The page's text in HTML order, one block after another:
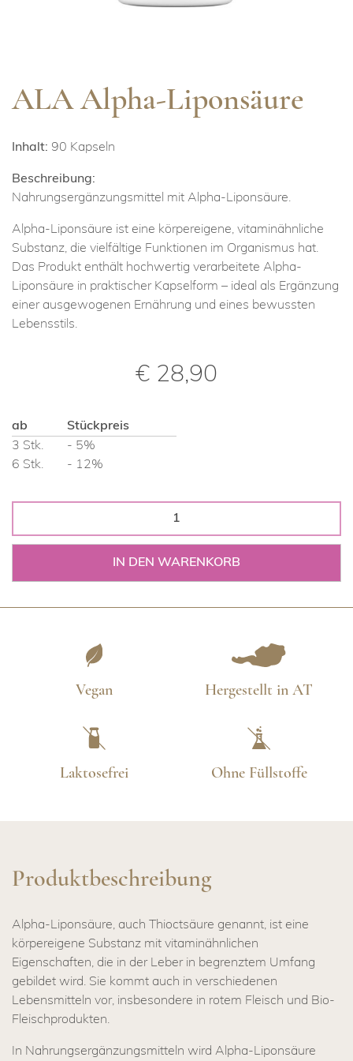
ALA Alpha-Liponsäure
Inhalt: 90 Kapseln
Beschreibung:
Nahrungsergänzungsmittel mit Alpha-Liponsäure.
Alpha-Liponsäure ist eine körpereigene, vitaminähnliche
Substanz, die vielfältige Funktionen im Organismus hat.
Das Produkt enthält hochwertig verarbeitete Alpha-
Liponsäure in praktischer Kapselform – ideal als Ergänzung
einer ausgewogenen Ernährung und eines bewussten
Lebensstils.
€ 28,90
ab
Stückpreis
3 Stk.
- 5%
6 Stk.
- 12%
Liponsäure
IN DEN WARENKORB
Vegan Hergestellt in AT
Laktosefrei Ohne Füllstoffe
Produktbeschreibung
Alpha-Liponsäure, auch Thioctsäure genannt, ist eine
körpereigene Substanz mit vitaminähnlichen
Eigenschaften, die in der Leber in begrenztem Umfang
gebildet wird. Sie kommt auch in verschiedenen
Lebensmitteln vor, insbesondere in rotem Fleisch und Bio-
Fleischprodukten.
In Nahrungsergänzungsmitteln wird Alpha-Liponsäure